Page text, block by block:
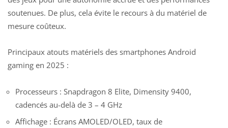
soutenues. De plus, cela évite le recours à du matériel de
mesure coûteux.
Principaux atouts matériels des smartphones Android
gaming en 2025 :
Processeurs : Snapdragon 8 Elite, Dimensity 9400,
cadencés au-delà de 3 – 4 GHz
Affichage : Écrans AMOLED/OLED, taux de